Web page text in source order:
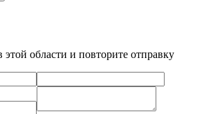
этой области и повторите отправку